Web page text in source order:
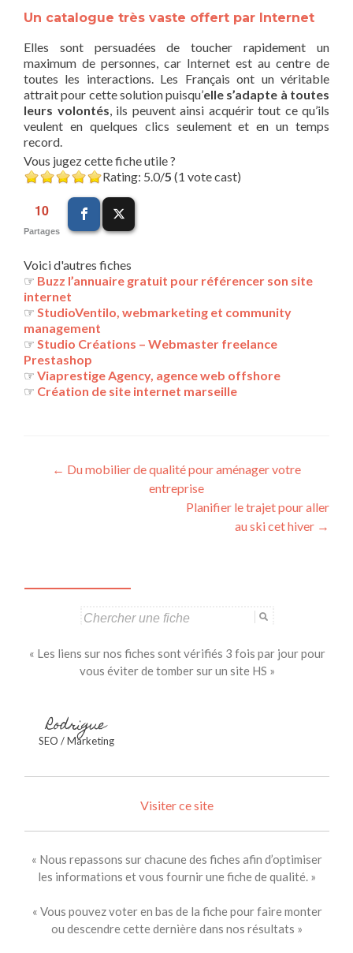
Un catalogue très vaste offert par Internet
Elles sont persuadées de toucher rapidement un
maximum de personnes, car Internet est au centre de
toutes les interactions. Les Français ont un véritable
attrait pour cette solution puisqu’elle s’adapte à toutes
leurs volontés, ils peuvent ainsi acquérir tout ce qu’ils
veulent en quelques clics seulement et en un temps
record.
Vous jugez cette fiche utile ?
Rating: 5.0/5 (1 vote cast)
10
Partages
Voici d'autres fiches
☞ Buzz l’annuaire gratuit pour référencer son site
internet
☞ StudioVentilo, webmarketing et community
management
☞ Studio Créations – Webmaster freelance
Prestashop
☞ Viaprestige Agency, agence web offshore
☞ Création de site internet marseille
Navigation
← Du mobilier de qualité pour aménager votre
entreprise
Planifier le trajet pour aller
au ski cet hiver →
« Les liens sur nos fiches sont vérifiés 3 fois par jour pour
vous éviter de tomber sur un site HS »
Rodrigue
SEO / Marketing
Visiter ce site
« Nous repassons sur chacune des fiches afin d’optimiser
les informations et vous fournir une fiche de qualité. »
« Vous pouvez voter en bas de la fiche pour faire monter
ou descendre cette dernière dans nos résultats »